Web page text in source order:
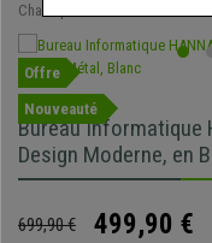
Chaisepro
Offre
Nouveauté
Bureau Informatique
Design Moderne, en
699,90 € 499,90 €